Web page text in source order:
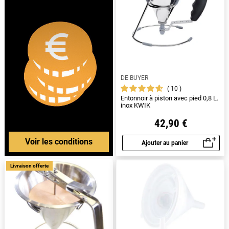
Voir les conditions
DE BUYER
10
Entonnoir à piston avec pied 0,8 L.
inox KWIK
42,90 €
Ajouter au panier
Aperçu rapide
Livraison offerte